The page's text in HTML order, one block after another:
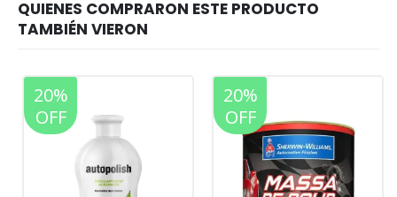
20%
OFF
20%
OFF